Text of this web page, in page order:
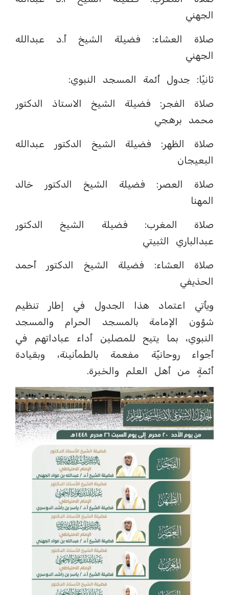
الجهني
صلاة العشاء: فضيلة الشيخ أ.د عبدالله
الجهني
ثانيًا: جدول أئمة المسجد النبوي:
صلاة الفجر: فضيلة الشيخ الاستاذ الدكتور
محمد برهجي
صلاة الظهر: فضيلة الشيخ الدكتور عبدالله
البعيجان
صلاة العصر: فضيلة الشيخ الدكتور خالد
المهنا
صلاة المغرب: فضيلة الشيخ الدكتور
عبدالباري الثبيتي
صلاة العشاء: فضيلة الشيخ الدكتور أحمد
الحذيفي
ويأتي اعتماد هذا الجدول في إطار تنظيم
شؤون الإمامة بالمسجد الحرام والمسجد
النبوي، بما يتيح للمصلين أداء عباداتهم في
أجواء روحانيّة مفعمة بالطمأنينة، وبقيادة
أئمةٍ من أهل العلم والخبرة.